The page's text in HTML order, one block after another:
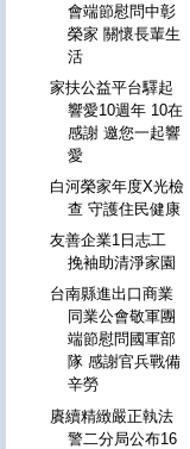
會端節慰問中彰
榮家 關懷長輩生
活
家扶公益平台驛起
響愛10週年 10在
感謝 邀您一起響
愛
白河榮家年度X光檢
查 守護住民健康
友善企業1日志工
挽袖助清淨家園
台南縣進出口商業
同業公會敬軍團
端節慰問國軍部
隊 感謝官兵戰備
辛勞
賡續精緻嚴正執法
警二分局公布16